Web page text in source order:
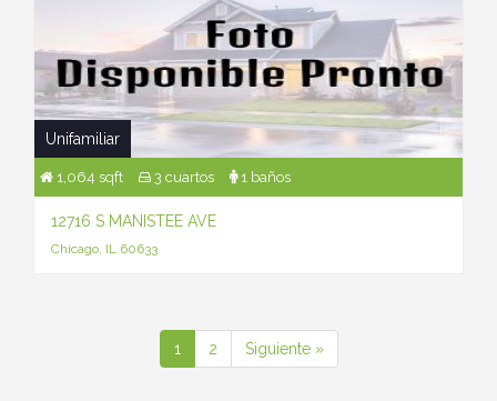
Unifamiliar
1,064 sqft 3 cuartos 1 baños
12716 S MANISTEE AVE
Chicago, IL 60633
1 2 Siguiente »